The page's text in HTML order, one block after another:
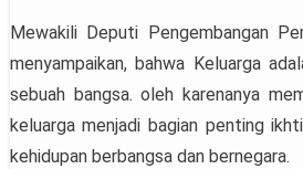
Mewakili Deputi Pengembangan
menyampaikan, bahwa Keluarga
sebuah bangsa. oleh karenanya
keluarga menjadi bagian penting
kehidupan berbangsa dan bernegara.